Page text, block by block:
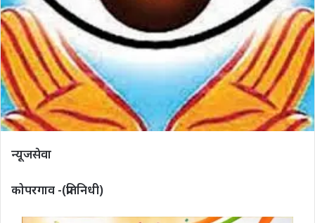
न्यूजसेवा
कोपरगाव -(प्रतिनिधी)